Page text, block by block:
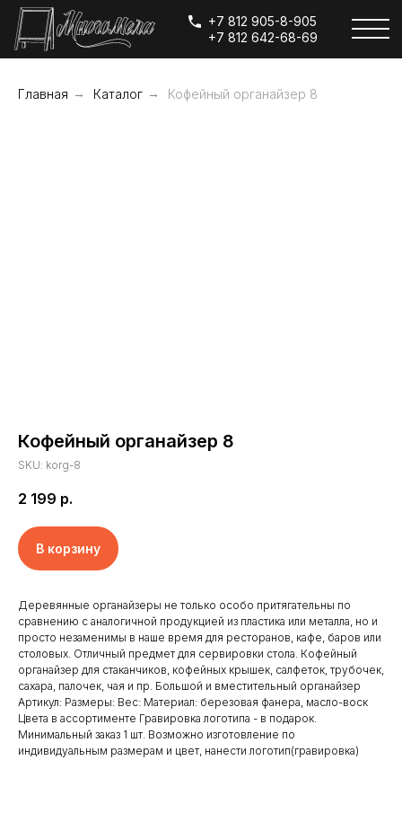
+7 812 905-8-905
+7 812 642-68-69
Главная → Каталог → Кофейный органайзер 8
Кофейный органайзер 8
SKU: korg-8
2 199 р.
В корзину
Деревянные органайзеры не только особо притягательны по
сравнению с аналогичной продукцией из пластика или металла, но и
просто незаменимы в наше время для ресторанов, кафе, баров или
столовых. Отличный предмет для сервировки стола. Кофейный
органайзер для стаканчиков, кофейных крышек, салфеток, трубочек,
сахара, палочек, чая и пр. Большой и вместительный органайзер
Артикул: Размеры: Вес: Материал: березовая фанера, масло-воск
Цвета в ассортименте Гравировка логотипа - в подарок.
Минимальный заказ 1 шт. Возможно изготовление по
индивидуальным размерам и цвет, нанести логотип(гравировка)
Новости
Отзывы
Контакты
Клиенты
Доставка и оплата
Главная